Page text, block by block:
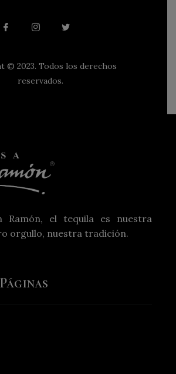
© 2023. Todos los derechos
reservados.
Ramón, el tequila es nuestra
orgullo, nuestra tradición.